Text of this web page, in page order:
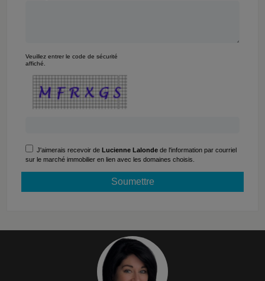
Veuillez entrer le code de sécurité
affiché.
J'aimerais recevoir de Lucienne Lalondede l'information par courriel
sur le marché immobilier en lien avec les domaines choisis.